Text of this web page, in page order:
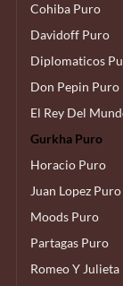
Cohiba Puro
Davidoff Puro
Diplomaticos
Don Pepin Puro
El Rey Del
Gurkha Puro
Horacio Puro
Juan Lopez Puro
Moods Puro
Partagas Puro
Romeo Y